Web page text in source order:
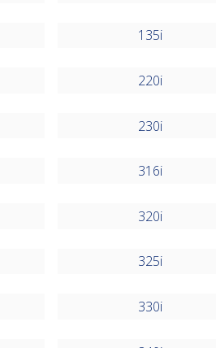
135i
220i
230i
316i
320i
325i
330i